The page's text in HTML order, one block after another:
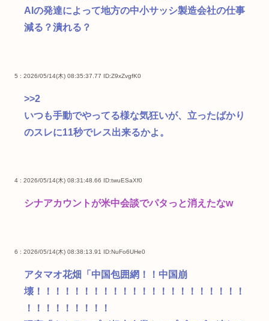
AIの発達によって地方の中小サッシ製造会社の仕事
減る？潰れる？
5 : 2026/05/14(木) 08:35:37.77 ID:Z9xZvgfK0
>>2
いつも手動でやってる様な気狂いが、立ったばかり
のスレに11秒でレス出来るかよ。
4 : 2026/05/14(木) 08:31:48.66 ID:twuESaXf0
シナアカウントが米中会談でパタっと消えたなw
6 : 2026/05/14(木) 08:38:13.91 ID:NuFo6UHe0
アタマオ花畑「中国包囲網！！中国崩
壊！！！！！！！！！！！！！！！！！！！！！！
！！！！！！！！！